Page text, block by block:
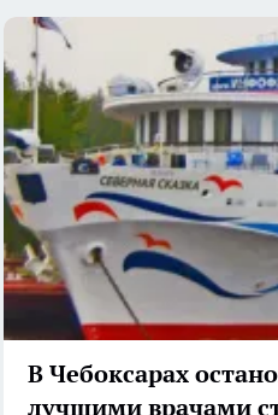
В Чебоксарах
лучшими врачами